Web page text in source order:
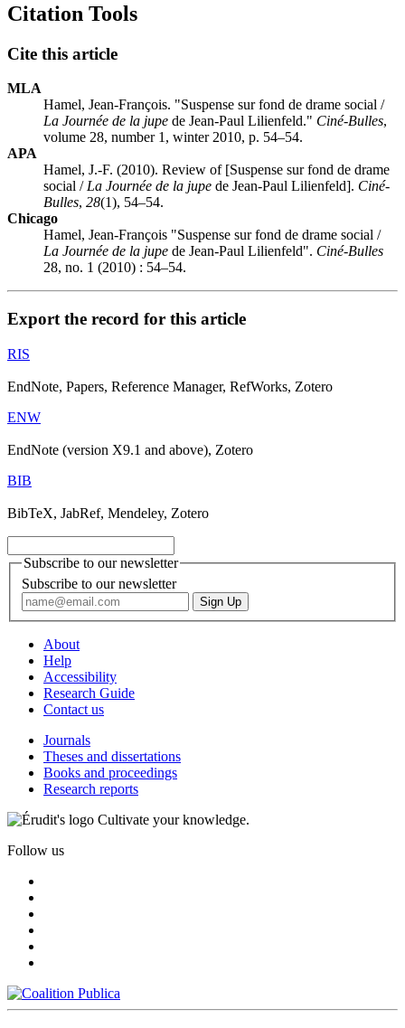
Citation Tools
Cite this article
MLA
Hamel, Jean-François. "Suspense sur fond de drame social /
La Journée de la jupe de Jean-Paul Lilienfeld." Ciné-Bulles,
volume 28, number 1, winter 2010, p. 54–54.
APA
Hamel, J.-F. (2010). Review of [Suspense sur fond de drame
social / La Journée de la jupe de Jean-Paul Lilienfeld]. Ciné-
Bulles, 28(1), 54–54.
Chicago
Hamel, Jean-François "Suspense sur fond de drame social /
La Journée de la jupe de Jean-Paul Lilienfeld". Ciné-Bulles
28, no. 1 (2010) : 54–54.
Export the record for this article
RIS
EndNote, Papers, Reference Manager, RefWorks, Zotero
ENW
EndNote (version X9.1 and above), Zotero
BIB
BibTeX, JabRef, Mendeley, Zotero
Subscribe to our newsletter
Subscribe to our newsletter
About
Help
Accessibility
Research Guide
Contact us
Journals
Theses and dissertations
Books and proceedings
Research reports
Cultivate your knowledge.
Follow us